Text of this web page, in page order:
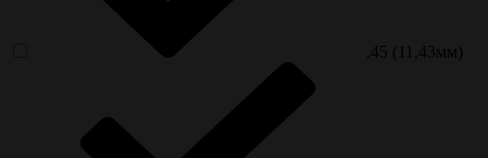
.45 (11,43мм)